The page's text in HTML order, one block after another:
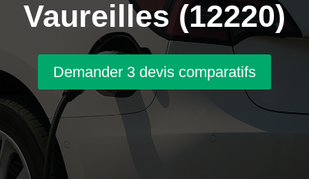
Vaureilles (12220)
Demander 3 devis comparatifs